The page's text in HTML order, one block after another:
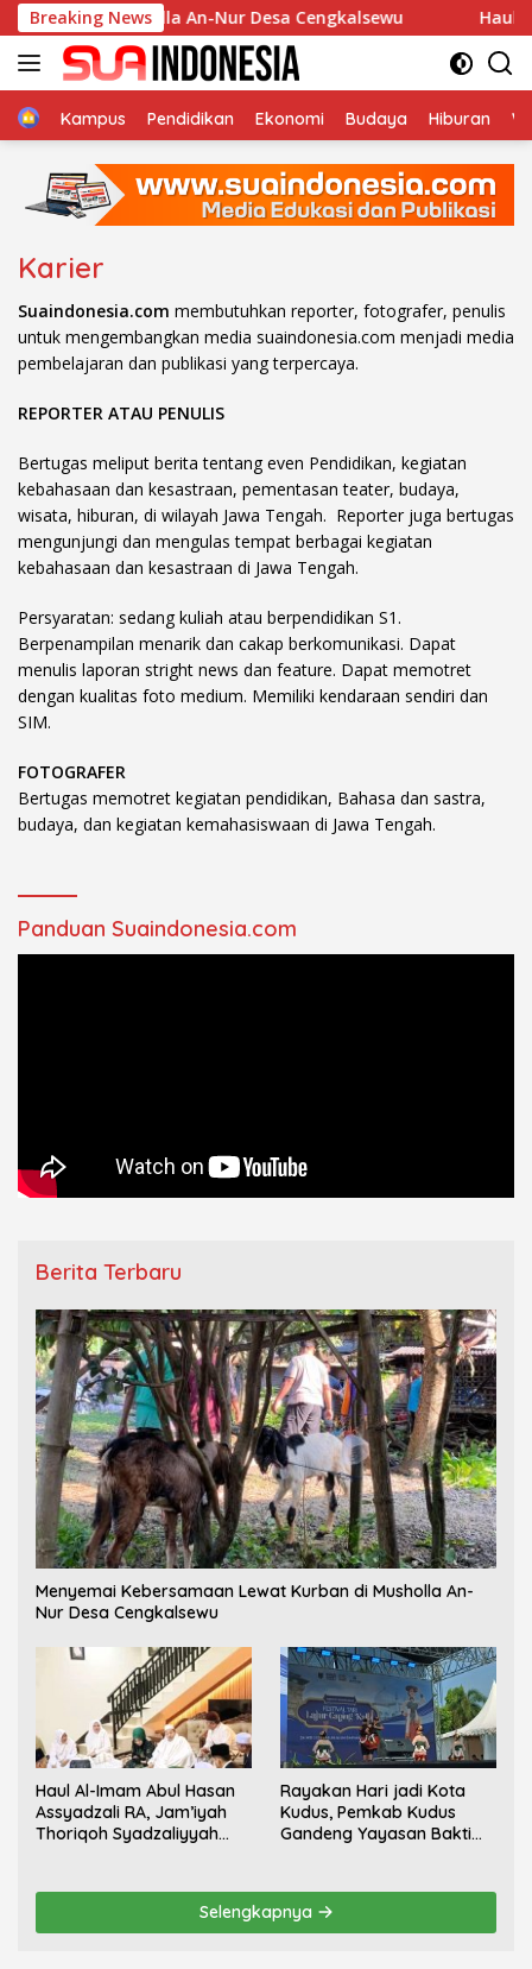
Langsung
ke
konten
Breaking News
di Musholla An-Nur Desa Cengkalsewu Haul Al-
HomeKampus Pendidikan Ekonomi Budaya Hiburan
Karier
Suaindonesia.com membutuhkan reporter, fotografer, penulis
untuk mengembangkan media suaindonesia.com menjadi media
pembelajaran dan publikasi yang terpercaya.
REPORTER ATAU PENULIS
Bertugas meliput berita tentang even Pendidikan, kegiatan
kebahasaan dan kesastraan, pementasan teater, budaya,
wisata, hiburan, di wilayah Jawa Tengah. Reporter juga bertugas
mengunjungi dan mengulas tempat berbagai kegiatan
kebahasaan dan kesastraan di Jawa Tengah.
Persyaratan: sedang kuliah atau berpendidikan S1.
Berpenampilan menarik dan cakap berkomunikasi. Dapat
menulis laporan stright news dan feature. Dapat memotret
dengan kualitas foto medium. Memiliki kendaraan sendiri dan
SIM.
FOTOGRAFER
Bertugas memotret kegiatan pendidikan, Bahasa dan sastra,
budaya, dan kegiatan kemahasiswaan di Jawa Tengah.
Panduan Suaindonesia.com
Berita Terbaru
Menyemai Kebersamaan Lewat Kurban di Musholla An-
Nur Desa Cengkalsewu
Haul Al-Imam Abul Hasan
Assyadzali RA, Jam’iyah
Thoriqoh Syadzaliyyah
Rayakan Hari jadi Kota
Kudus, Pemkab Kudus
Gandeng Yayasan Bakti
Selengkapnya